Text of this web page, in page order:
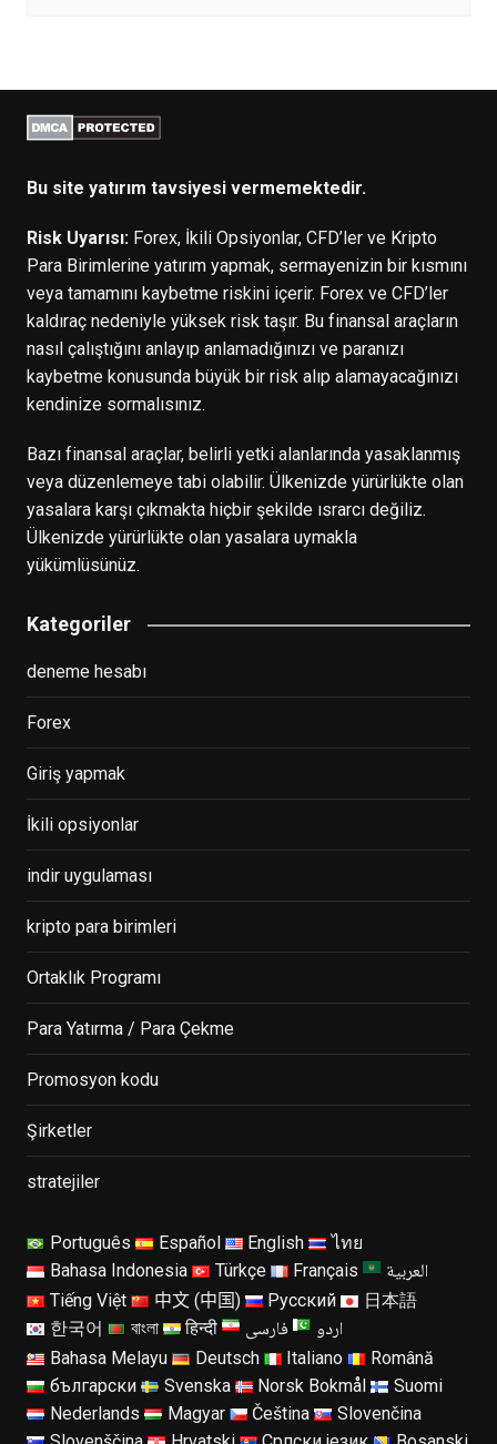
Bu site yatırım tavsiyesi vermemektedir.
Risk Uyarısı:Forex, İkili Opsiyonlar, CFD’ler ve Kripto
Para Birimlerine yatırım yapmak, sermayenizin bir kısmını
veya tamamını kaybetme riskini içerir. Forex ve CFD’ler
kaldıraç nedeniyle yüksek risk taşır. Bu finansal araçların
nasıl çalıştığını anlayıp anlamadığınızı ve paranızı
kaybetme konusunda büyük bir risk alıp alamayacağınızı
kendinize sormalısınız.
Bazı finansal araçlar, belirli yetki alanlarında yasaklanmış
veya düzenlemeye tabi olabilir. Ülkenizde yürürlükte olan
yasalara karşı çıkmakta hiçbir şekilde ısrarcı değiliz.
Ülkenizde yürürlükte olan yasalara uymakla
yükümlüsünüz.
Kategoriler
deneme hesabı
Forex
Giriş yapmak
İkili opsiyonlar
indir uygulaması
kripto para birimleri
Ortaklık Programı
Para Yatırma / Para Çekme
Promosyon kodu
Şirketler
stratejiler
Português Español English
ไทย
Bahasa Indonesia
Türkçe Français العربية
Tiếng Việt 中文 (中国) Русский
日本語
한국어
বাংলা हिन्दी فارسی اردو
Bahasa Melayu Deutsch Italiano
Română
български
Svenska Norsk Bokmål
Suomi
Nederlands
Magyar Čeština
Slovenčina